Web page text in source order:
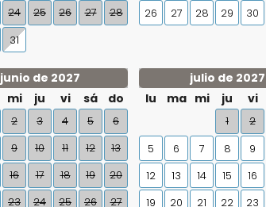
24 25 26 27
28
31
26
27 28 29 30
junio de 2027
mi ju vi sá do
2 3 4 5
6
9 10 11 12
13
16 17 18 19
20
23 24 25 26 27
julio de 2027
lu
ma mi ju vi
1 2
5
6 7 8 9
12
13 14 15 16
19
20 21 22 23